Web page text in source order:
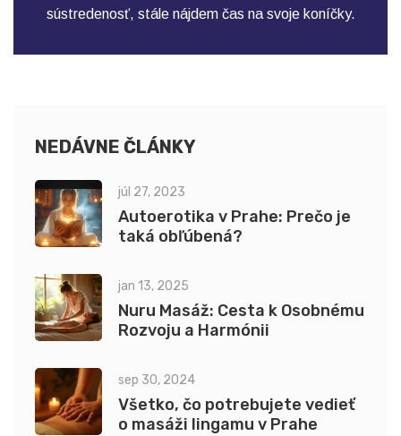
sústredenosť, stále nájdem čas na svoje koníčky.
NEDÁVNE ČLÁNKY
júl 27, 2023
Autoerotika v Prahe: Prečo je
taká obľúbená?
jan 13, 2025
Nuru Masáž: Cesta k Osobnému
Rozvoju a Harmónii
sep 30, 2024
Všetko, čo potrebujete vedieť
o masáži lingamu v Prahe